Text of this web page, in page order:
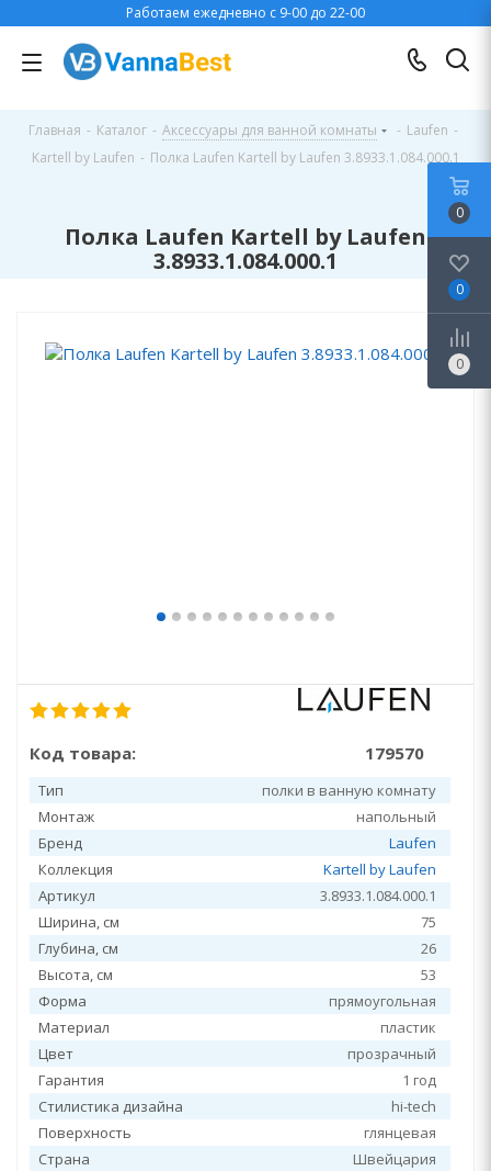
Работаем ежедневно с 9-00 до 22-00
Главная - Каталог - Аксессуары для ванной комнаты - Laufen -
Kartell by Laufen - Полка Laufen Kartell by Laufen 3.8933.1.084.000.1
Полка Laufen Kartell by Laufen
3.8933.1.084.000.1
Код товара: 179570
Тип
полки в ванную комнату
Монтаж
напольный
Бренд
Laufen
Коллекция
Kartell by Laufen
Артикул
3.8933.1.084.000.1
Ширина, см
75
Глубина, см
26
Высота, см
53
Форма
прямоугольная
Материал
пластик
Цвет
прозрачный
Гарантия
1 год
Стилистика дизайна
hi-tech
Поверхность
глянцевая
Страна
Швейцария
0
0
0